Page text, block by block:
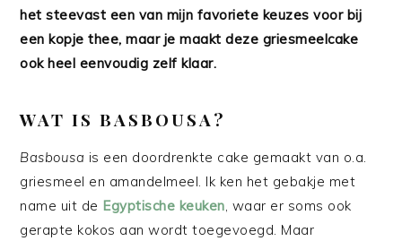
het steevast een van mijn favoriete keuzes voor bij
een kopje thee, maar je maakt deze griesmeelcake
ook heel eenvoudig zelf klaar.
WAT IS BASBOUSA?
Basbousa is een doordrenkte cake gemaakt van o.a.
griesmeel en amandelmeel. Ik ken het gebakje met
name uit de Egyptische keuken, waar er soms ook
gerapte kokos aan wordt toegevoegd. Maar